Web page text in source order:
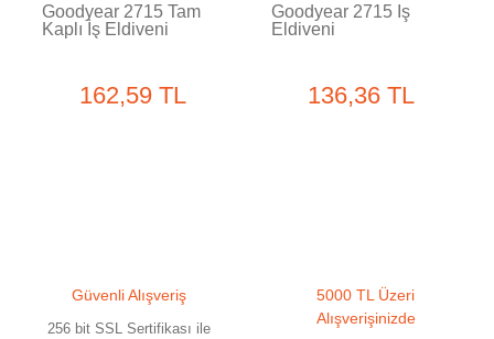
Goodyear 2715 Tam
Kaplı İş Eldiveni
162,59 TL
Goodyear 2715 İş
Eldiveni
136,36 TL
Güvenli Alışveriş
256 bit SSL Sertifikası ile
5000 TL Üzeri
Alışverişinizde